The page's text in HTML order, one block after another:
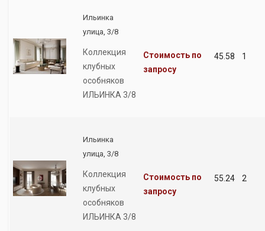
Ильинка
улица, 3/8
Коллекция
клубных
особняков
ИЛЬИНКА 3/8
Стоимость по
запросу
45.58 1
Ильинка
улица, 3/8
Коллекция
клубных
особняков
ИЛЬИНКА 3/8
Стоимость по
запросу
55.24 2